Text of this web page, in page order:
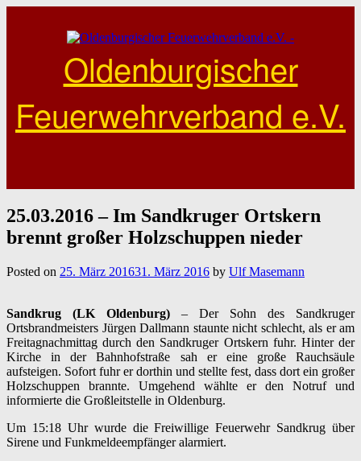
Oldenburgischer
Feuerwehrverband e.V.
25.03.2016 – Im Sandkruger Ortskern
brennt großer Holzschuppen nieder
Posted on 25. März 201631. März 2016 by Ulf Masemann
Sandkrug (LK Oldenburg) – Der Sohn des Sandkruger
Ortsbrandmeisters Jürgen Dallmann staunte nicht schlecht, als er am
Freitagnachmittag durch den Sandkruger Ortskern fuhr. Hinter der
Kirche in der Bahnhofstraße sah er eine große Rauchsäule
aufsteigen. Sofort fuhr er dorthin und stellte fest, dass dort ein großer
Holzschuppen brannte. Umgehend wählte er den Notruf und
informierte die Großleitstelle in Oldenburg.
Um 15:18 Uhr wurde die Freiwillige Feuerwehr Sandkrug über
Sirene und Funkmeldeempfänger alarmiert.